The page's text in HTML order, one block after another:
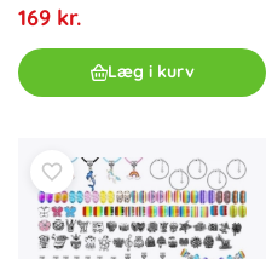
169 kr.
Læg i kurv